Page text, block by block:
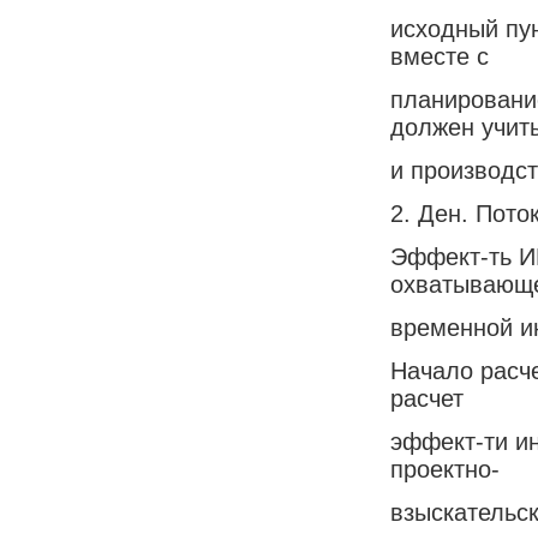
исходный
вместе с
должен
и
2. Ден.
Эффект-ть
временной
Начало
расчет
эффект-ти
проектно-